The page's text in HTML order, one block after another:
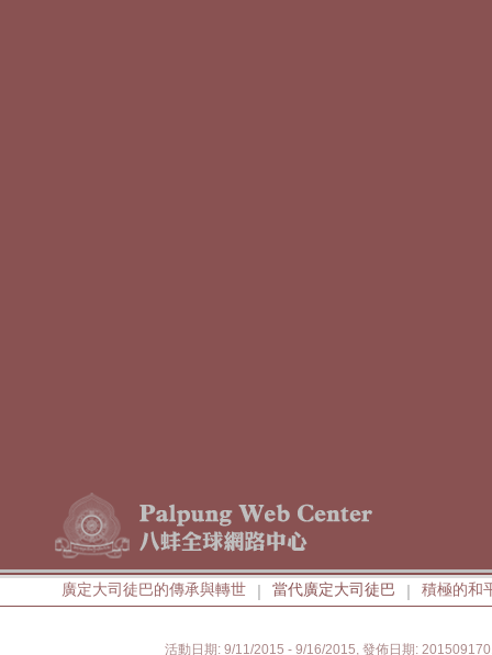
廣定大司徒巴的傳承與轉世 | 當代廣定大司徒巴 | 積極的和
活動日期: 9/11/2015 - 9/16/2015, 發佈日期: